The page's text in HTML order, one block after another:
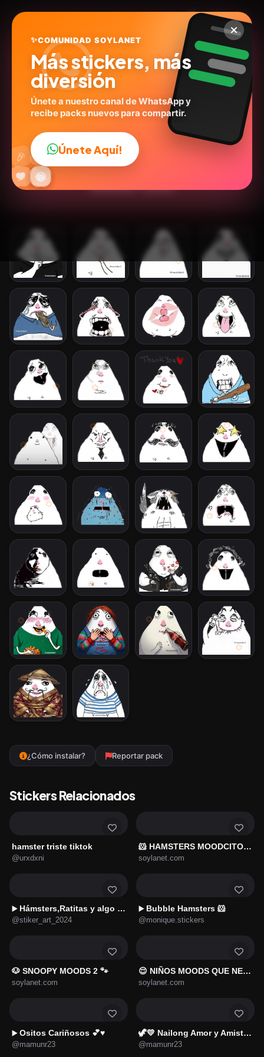
Hámster Moods 2🐹🏵️
@ig_rose.stickers1
30stickers Dibujos
¿Cómo instalar? Reportar pack
Stickers Relacionados
hamster triste tiktok
@urxdxni
🐹 HAMSTERS MOODCITOS 🐹
soylanet.com
▶️ Hámsters,Ratitas y algo más 🐹🐭
@stiker_art_2024
▶️ Bubble Hamsters 🐹
@monique.stickers
🐶 SNOOPY MOODS 2 🐾
soylanet.com
😌 NIÑOS MOODS QUE NECESITAS ✌️
soylanet.com
▶️ Ositos Cariñosos 💕♥️
@mamunr23
🦖💛 Nailong Amor y Amistad 💘
@mamunr23
😎
😂
🔥
💬
❤️ ✨
🤩
😜
🎉 👍
✨COMUNIDAD SOYLANET
Más stickers, más
diversión
Únete a nuestro canal de WhatsApp y
recibe packs nuevos para compartir.
Únete Aquí!